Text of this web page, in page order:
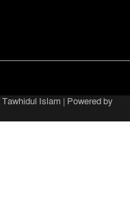
Tawhidul Islam | Powered by